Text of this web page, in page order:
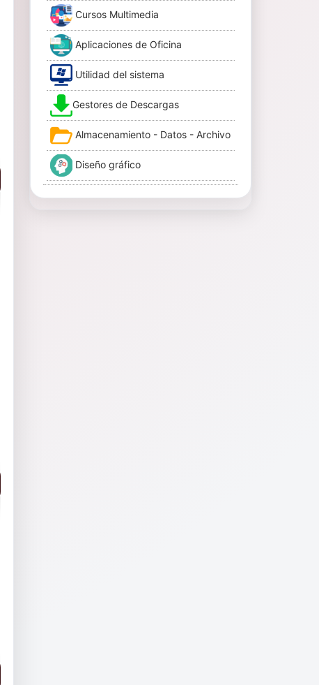
Cursos Multimedia
Aplicaciones de Oficina
Utilidad del sistema
Gestores de Descargas
Almacenamiento - Datos - Archivo
Diseño gráfico